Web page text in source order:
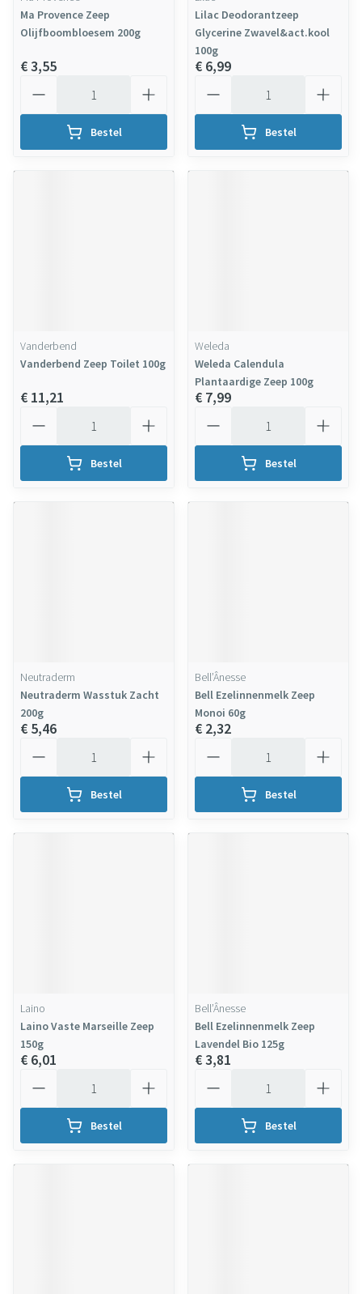
Ma Provence Zeep
Olijfboombloesem 200g
€ 3,55
Bestel
Lilac Deodorantzeep
Glycerine Zwavel&act.kool
100g
€ 6,99
Bestel
Vanderbend
Vanderbend Zeep Toilet 100g
€ 11,21
Bestel
Weleda
Weleda Calendula
Plantaardige Zeep 100g
€ 7,99
Bestel
Neutraderm
Neutraderm Wasstuk Zacht
200g
€ 5,46
Bestel
Bell’Ânesse
Bell Ezelinnenmelk Zeep
Monoi 60g
€ 2,32
Bestel
Laino
Laino Vaste Marseille Zeep
150g
€ 6,01
Bestel
Bell’Ânesse
Bell Ezelinnenmelk Zeep
Lavendel Bio 125g
€ 3,81
Bestel